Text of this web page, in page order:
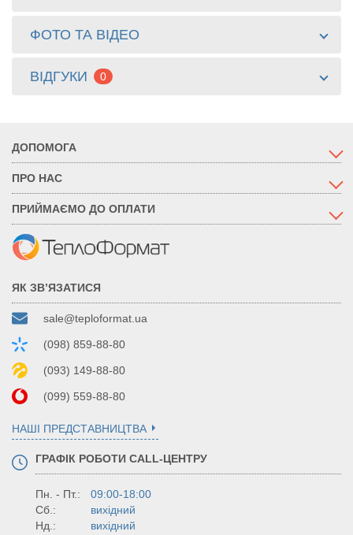
ФОТО ТА ВІДЕО
ВІДГУКИ 0
ДОПОМОГА
ПРО НАС
ПРИЙМАЄМО ДО ОПЛАТИ
ЯК ЗВ’ЯЗАТИСЯ
sale@teploformat.ua
(098) 859-88-80
(093) 149-88-80
(099) 559-88-80
НАШІ ПРЕДСТАВНИЦТВА
ГРАФІК РОБОТИ CALL-ЦЕНТРУ
Пн. - Пт.:
09:00-18:00
Сб.:
вихідний
Нд.:
вихідний